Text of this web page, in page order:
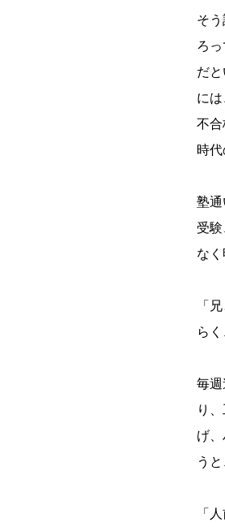
そ
ろ
だ
に
不
時代
塾
受
な
「
ら
毎
り
げ
う
「